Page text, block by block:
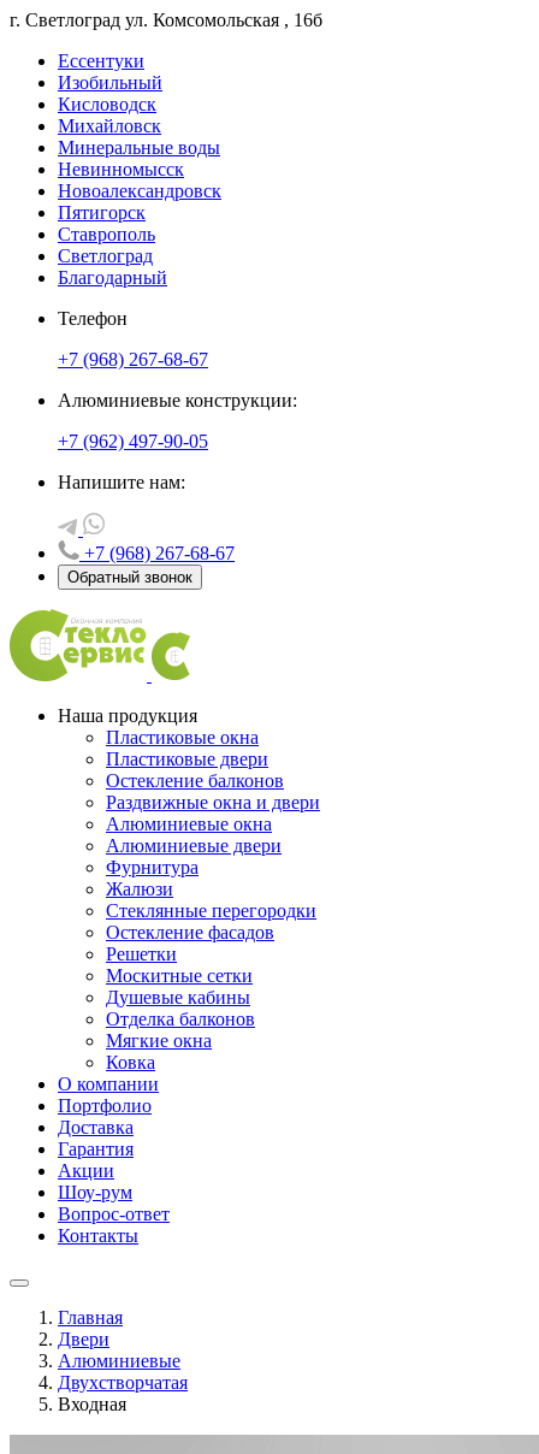
г. Светлоград ул. Комсомольская , 16б
Ессентуки
Изобильный
Кисловодск
Михайловск
Минеральные воды
Невинномысск
Новоалександровск
Пятигорск
Ставрополь
Светлоград
Благодарный
Телефон
+7 (968) 267-68-67
Алюминиевые конструкции:
+7 (962) 497-90-05
Напишите нам:
+7 (968) 267-68-67
Обратный звонок
Наша продукция
Пластиковые окна
Пластиковые двери
Остекление балконов
Раздвижные окна и двери
Алюминиевые окна
Алюминиевые двери
Фурнитура
Жалюзи
Стеклянные перегородки
Остекление фасадов
Решетки
Москитные сетки
Душевые кабины
Отделка балконов
Мягкие окна
Ковка
О компании
Портфолио
Доставка
Гарантия
Акции
Шоу-рум
Вопрос-ответ
Контакты
Главная
Двери
Алюминиевые
Двухстворчатая
Входная